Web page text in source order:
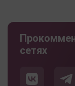
сетях